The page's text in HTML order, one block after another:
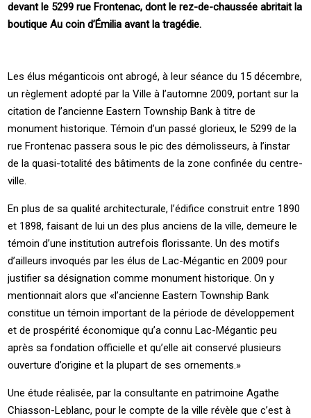
devant le 5299 rue Frontenac, dont le rez-de-chaussée abritait la
boutique Au coin d’Émilia avant la tragédie.
Les élus méganticois ont abrogé, à leur séance du 15 décembre,
un règlement adopté par la Ville à l’automne 2009, portant sur la
citation de l’ancienne Eastern Township Bank à titre de
monument historique. Témoin d’un passé glorieux, le 5299 de la
rue Frontenac passera sous le pic des démolisseurs, à l’instar
de la quasi-totalité des bâtiments de la zone confinée du centre-
ville.
En plus de sa qualité architecturale, l’édifice construit entre 1890
et 1898, faisant de lui un des plus anciens de la ville, demeure le
témoin d’une institution autrefois florissante. Un des motifs
d’ailleurs invoqués par les élus de Lac-Mégantic en 2009 pour
justifier sa désignation comme monument historique. On y
mentionnait alors que «l’ancienne Eastern Township Bank
constitue un témoin important de la période de développement
et de prospérité économique qu’a connu Lac-Mégantic peu
après sa fondation officielle et qu’elle ait conservé plusieurs
ouverture d’origine et la plupart de ses ornements.»
Une étude réalisée, par la consultante en patrimoine Agathe
Chiasson-Leblanc, pour le compte de la ville révèle que c’est à